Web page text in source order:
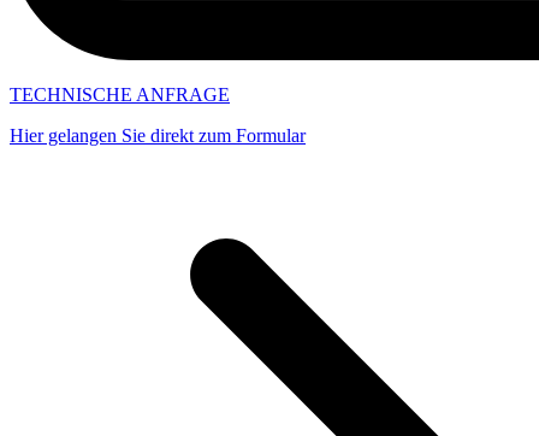
TECHNISCHE ANFRAGE
Hier gelangen Sie direkt zum Formular